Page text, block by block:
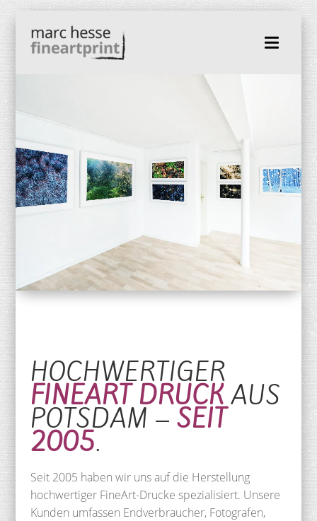
HOCHWERTIGER
FINEART DRUCKAUS
POTSDAM – SEIT
2005.
Seit 2005 haben wir uns auf die Herstellung
hochwertiger FineArt-Drucke spezialisiert. Unsere
Kunden umfassen Endverbraucher, Fotografen,